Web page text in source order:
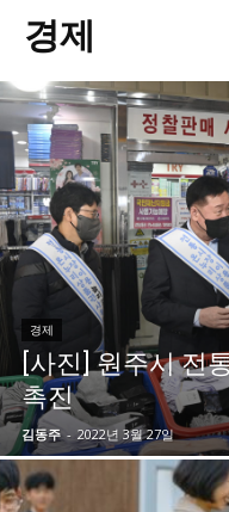
오피니언 & 특집
특집 기사 바로가기 :
사설/칼럼
시 문학 (문학산
보도 사진
지역 & 글로벌 뉴스
서울전역 인천지역
충청지역
세종지역
부산/울산
오피니언 & 특집
특집 기사 바로가기 :
사설/칼럼
시 문학 (문학산
보도 사진
지역 & 글로벌 뉴스
서울전역 인천지역
충청지역 세종지역
부산/울산
경제
경제
[사진] 원주시 전
촉진
김동주 - 2022년 3월 27일